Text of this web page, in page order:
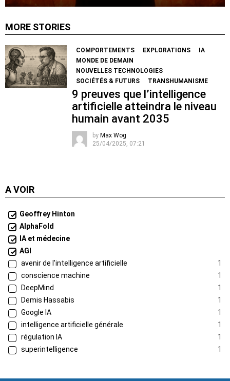
MORE STORIES
COMPORTEMENTS EXPLORATIONS
IA
MONDE DE DEMAIN
NOUVELLES TECHNOLOGIES
SOCIÉTÉS & FUTURS
TRANSHUMANISME
9 preuves que l’intelligence
artificielle atteindra le niveau
humain avant 2035
by Max Wog
25/04/2025, 07:21
A VOIR
Geoffrey Hinton
AlphaFold
IA et médecine
AGI
avenir de l’intelligence artificielle
1
conscience machine
1
DeepMind
1
Demis Hassabis
1
Google IA
1
intelligence artificielle générale
1
régulation IA
1
superintelligence
1